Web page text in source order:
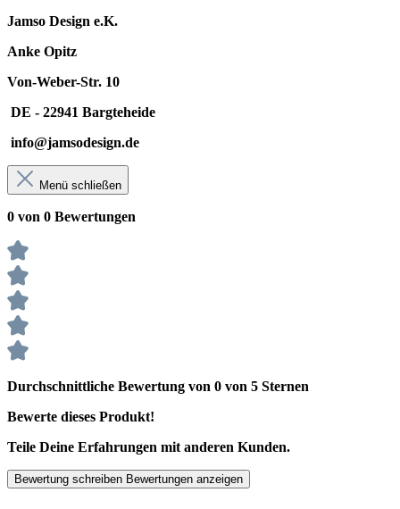
Jamso Design e.K.
Anke Opitz
Von-Weber-Str. 10
DE - 22941 Bargteheide
info@jamsodesign.de
Menü schließen
0 von 0 Bewertungen
Durchschnittliche Bewertung von 0 von 5 Sternen
Bewerte dieses Produkt!
Teile Deine Erfahrungen mit anderen Kunden.
Bewertung schreiben Bewertungen anzeigen